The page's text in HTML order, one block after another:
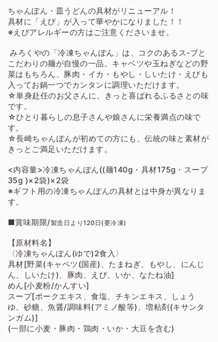
ちゃんぽん・皿うどんの具材がリニューアル！
具材に「えび」が入って華やかになりました！！
※えびアレルギーの方はご注意くださいませ。
みろくやの「冷凍ちゃんぽん」は、コクのあるス-プと
こだわりの麺が自慢の一品。キャベツや玉ねぎなどの野
菜はもちろん、豚肉・イカ・もやし・しいたけ・えびも
入ってお鍋一つでカンタンに調理いただけます。
☆単身赴任のお父さんに、きっと喜ばれるふるさとの味
です。
☆ひとり暮らしの息子さんや娘さんに栄養満点の味で
す。
☆長崎ちゃんぽんが初めての方にも、伝統の味と素材が
きっとご満足いただけます。
<内容量>冷凍ちゃんぽん((麺140g・具材175g・スープ
35g )×2袋)×2袋
※ギフト用の冷凍ちゃんぽんの具材とは中身が異なりま
す。
■賞味期限/製造日より120日(要冷凍)
【原材料名】
〈冷凍ちゃんぽん(ゆで)2食入〉
具材[野菜(キャベツ(国産)、たまねぎ、もやし、にんじ
ん、しいたけ)、豚肉、えび、いか、なたね油]
めん[小麦粉/かんすい]
スープ[ポークエキス、食塩、チキンエキス、しょう
ゆ、砂糖、魚醤/調味料(アミノ酸等)、増粘剤(キサンタ
ンガム)]
(一部に小麦・豚肉・鶏肉・いか・大豆を含む)